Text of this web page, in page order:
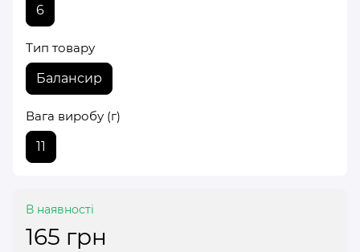
6
Тип товару
Балансир
Вага виробу (г)
11
В наявності
165 грн